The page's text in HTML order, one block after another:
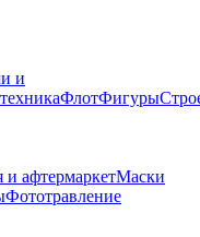
и
ФлотФигуры
и афтермаркетМаски
Фототравление